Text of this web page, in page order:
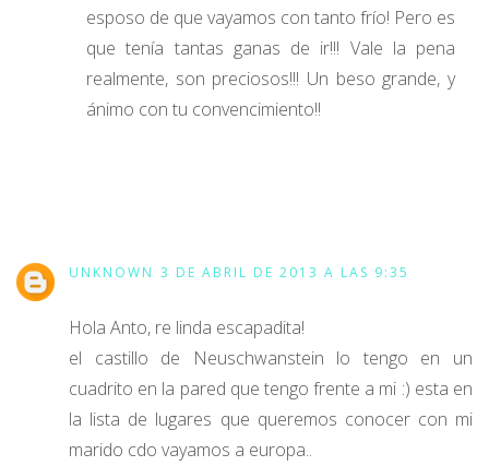
esposo de que vayamos con tanto frío! Pero es
que tenía tantas ganas de ir!!! Vale la pena
realmente, son preciosos!!! Un beso grande, y
ánimo con tu convencimiento!!
UNKNOWN 3 DE ABRIL DE 2013 A LAS 9:35
Hola Anto, re linda escapadita!
el castillo de Neuschwanstein lo tengo en un
cuadrito en la pared que tengo frente a mi :) esta en
la lista de lugares que queremos conocer con mi
marido cdo vayamos a europa..